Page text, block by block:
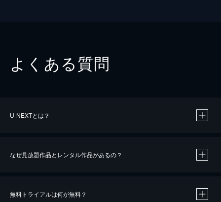
よくある質問
U-NEXTとは？
なぜ見放題作品とレンタル作品があるの？
無料トライアルは何が無料？